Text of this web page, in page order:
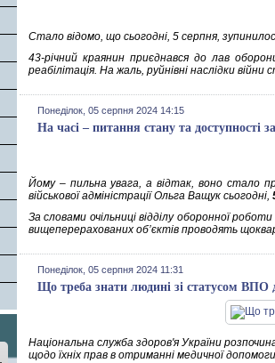
Стало відомо, що сьогодні, 5 серпня,
43-річний краянин приєднався до лав
реабілітація. На жаль, руйнівні наслідки війни
Понеділок, 05 серпня 2024 14:15
На часі – питання стану та доступності
Йому – пильна увага, а відтак, воно стало
військової адміністрації Ольга Ващук сьогодні,
За словами очільниці відділу оборонної
вищеперерахованих об’єктів проводять
Понеділок, 05 серпня 2024 11:31
Що треба знати людині зі статусом ВПО
Національна служба здоров'я України
щодо їхніх прав в отриманні медичної